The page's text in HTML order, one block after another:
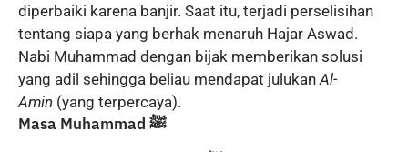
diperbaiki karena banjir. Saat itu, terjadi perselisihan
tentang siapa yang berhak menaruh Hajar Aswad.
Nabi Muhammad dengan bijak memberikan solusi
yang adil sehingga beliau mendapat julukan Al-
Amin (yang terpercaya).
Masa Muhammad ﷺ